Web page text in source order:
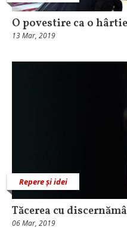
O povestire ca o
13 Mar, 2019
Repere și idei
Tăcerea cu
06 Mar, 2019